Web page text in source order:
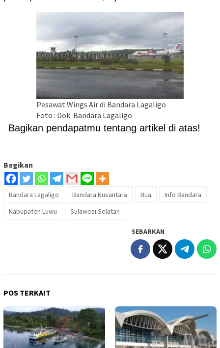
Pesawat Wings Air di Bandara Lagaligo
Foto : Dok. Bandara Lagaligo
Bagikan pendapatmu tentang artikel di atas!
Bagikan
Bandara Lagaligo Bandara Nusantara Bua
Info Bandara
Kabupaten Luwu
Sulawesi Selatan
SEBARKAN
POS TERKAIT